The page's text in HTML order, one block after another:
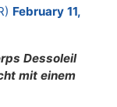
February 11,
Dessoleil
mit einem